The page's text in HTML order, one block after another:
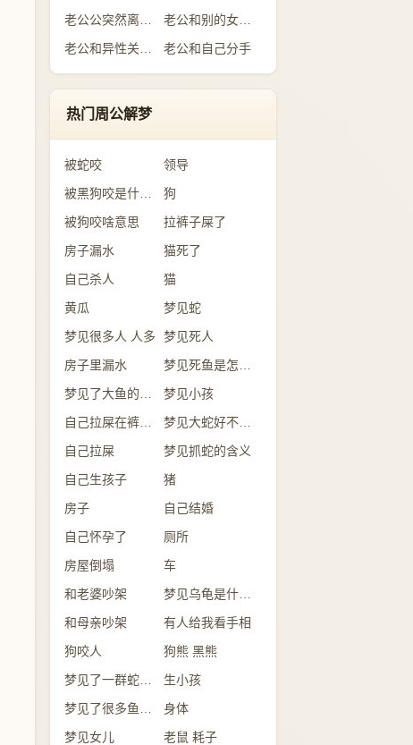
老公和别的女人吃饭
老公和自己分手
热门周公解梦
被蛇咬
领导
狗
被狗咬啥意思
拉裤子屎了
房子漏水
猫死了
自己杀人
猫
黄瓜
梦见蛇
梦见很多人 人多
梦见死人
房子里漏水
梦见小孩
梦见大蛇好不好？
自己拉屎
梦见抓蛇的含义
自己生孩子
猪
房子
自己结婚
自己怀孕了
厕所
房屋倒塌
车
和老婆吵架
梦见乌龟是什么意思？
和母亲吵架
有人给我看手相
狗咬人
狗熊 黑熊
生小孩
身体
梦见女儿
老鼠 耗子